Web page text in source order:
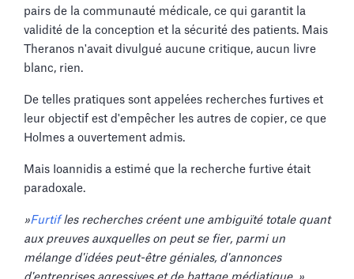
pairs de la communauté médicale, ce qui garantit la
validité de la conception et la sécurité des patients. Mais
Theranos n'avait divulgué aucune critique, aucun livre
blanc, rien.
De telles pratiques sont appelées recherches furtives et
leur objectif est d'empêcher les autres de copier, ce que
Holmes a ouvertement admis.
Mais Ioannidis a estimé que la recherche furtive était
paradoxale.
»Furtifles recherches créent une ambiguïté totale quant
aux preuves auxquelles on peut se fier, parmi un
mélange d'idées peut-être géniales, d'annonces